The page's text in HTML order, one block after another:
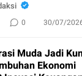
Ajak Perkuat
di Hari
H
0 30/07/
Muda Jadi
Ekonomi